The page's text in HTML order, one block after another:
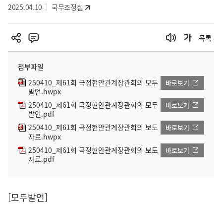
2025.04.10 국무조정실
목록
첨부파일
250410_제61회 국정현안관계장관회의 모두
발언.hwpx
바로보기
250410_제61회 국정현안관계장관회의 모두
발언.pdf
바로보기
250410_제61회 국정현안관계장관회의 보도
자료.hwpx
바로보기
250410_제61회 국정현안관계장관회의 보도
자료.pdf
바로보기
[모두발언]